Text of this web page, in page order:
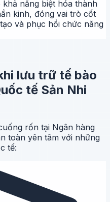
năng biệt hóa thành
kinh, đóng vai trò cốt
và phục hồi chức năng
lưu trữ tế bào
tế Sản Nhi
rốn tại Ngân hàng
toàn yên tâm với những
tế: